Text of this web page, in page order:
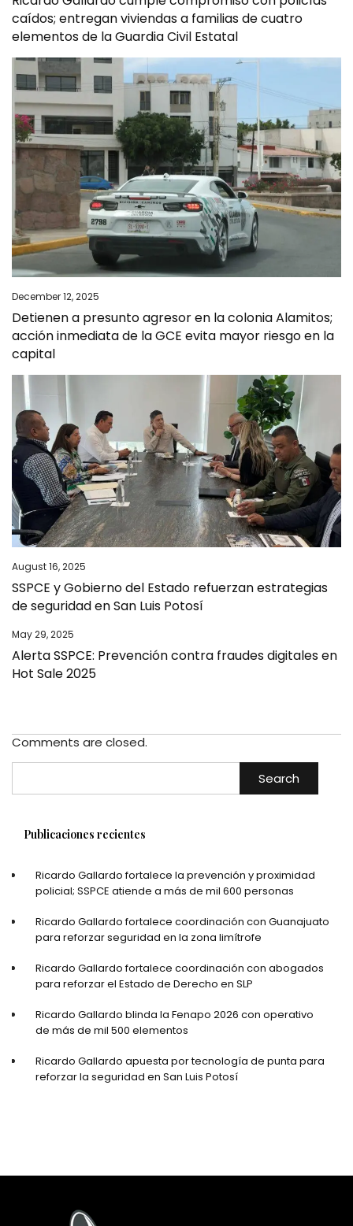
caídos; entregan viviendas a familias de cuatro
elementos de la Guardia Civil Estatal
December 12, 2025
Detienen a presunto agresor en la colonia Alamitos;
acción inmediata de la GCE evita mayor riesgo en la
capital
August 16, 2025
SSPCE y Gobierno del Estado refuerzan estrategias
de seguridad en San Luis Potosí
May 29, 2025
Alerta SSPCE: Prevención contra fraudes digitales en
Hot Sale 2025
Comments are closed.
Search
Publicaciones recientes
Ricardo Gallardo fortalece la prevención y proximidad
policial; SSPCE atiende a más de mil 600 personas
Ricardo Gallardo fortalece coordinación con Guanajuato
para reforzar seguridad en la zona limítrofe
Ricardo Gallardo fortalece coordinación con abogados
para reforzar el Estado de Derecho en SLP
Ricardo Gallardo blinda la Fenapo 2026 con operativo
de más de mil 500 elementos
Ricardo Gallardo apuesta por tecnología de punta para
reforzar la seguridad en San Luis Potosí